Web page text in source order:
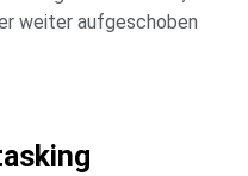
weiter aufgeschoben